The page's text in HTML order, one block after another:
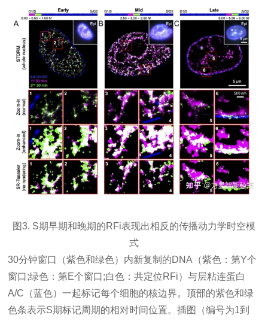
图3. S期早期和晚期的RFi表现出相反的传播动力学时空模
式
30分钟窗口（紫色和绿色）内新复制的DNA（紫色：第Y个
窗口;绿色：第E个窗口;白色：共定位RFi）与层粘连蛋白
A/C（蓝色）一起标记每个细胞的核边界。顶部的紫色和绿
色条表示S期标记周期的相对时间位置。插图（编号为1到